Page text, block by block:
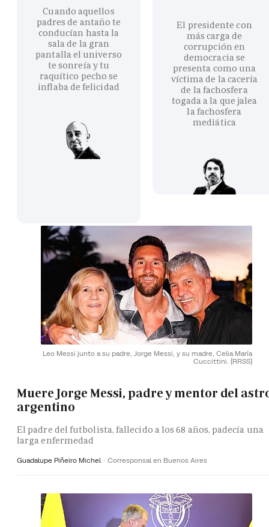
Cuando aquellos
padres de antaño te
conducían hasta la
sala de la gran
pantalla el universo
te sonreía y tu
raquítico pecho se
inflaba de felicidad
El presidente con
más carga de
corrupción en
democracia se
presenta como una
víctima de la cacería
de la fachosfera
togada a la que jalea
la fachosfera
mediática
Leo Messi junto a su padre, Jorge Messi, y su madre, Celia María
Cuccittini. (RRSS)
Muere Jorge Messi, padre y mentor del
argentino
El padre del futbolista, fallecido a los 68 años, padecía una
larga enfermedad
Guadalupe Piñeiro Michel Corresponsal en Buenos Aires